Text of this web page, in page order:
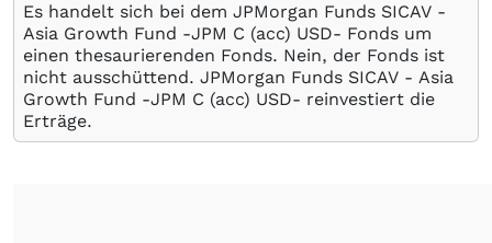
Es handelt sich bei dem JPMorgan Funds SICAV -
Asia Growth Fund -JPM C (acc) USD- Fonds um
einen thesaurierenden Fonds. Nein, der Fonds ist
nicht ausschüttend. JPMorgan Funds SICAV - Asia
Growth Fund -JPM C (acc) USD- reinvestiert die
Erträge.